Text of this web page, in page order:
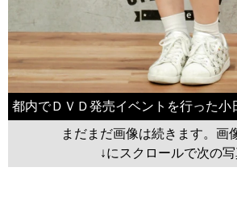
都内でＤＶＤ発売イベントを行った小
まだまだ画像は続きます。画
↓にスクロールで次の写